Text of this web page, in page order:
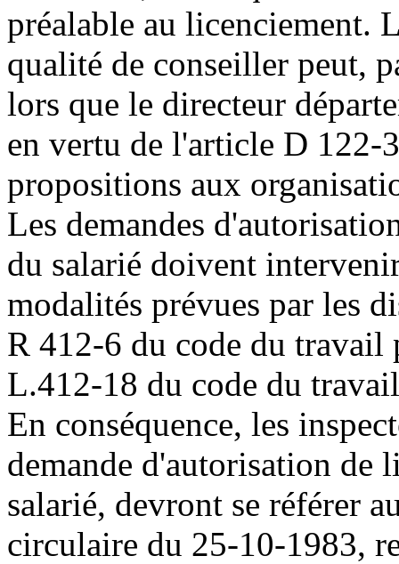
préalable au licenciement.
qualité de conseiller peut,
lors que le directeur
en vertu de l'article D 122-
propositions aux
Les demandes
du salarié doivent
modalités prévues par les
R 412-6 du code du
L.412-18 du code du
En conséquence, les
demande d'autorisation de
salarié, devront se référer
circulaire du 25-10-1983,